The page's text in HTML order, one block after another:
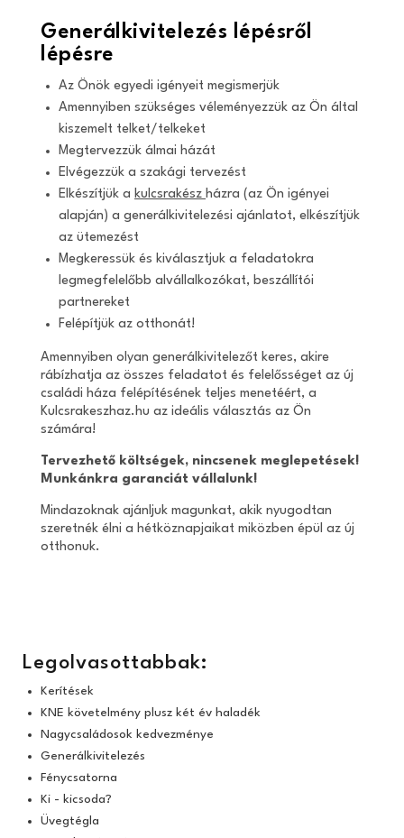
Generálkivitelezés lépésről
lépésre
Az Önök egyedi igényeit megismerjük
Amennyiben szükséges véleményezzük az Ön által
kiszemelt telket/telkeket
Megtervezzük álmai házát
Elvégezzük a szakági tervezést
Elkészítjük a kulcsrakész házra (az Ön igényei
alapján) a generálkivitelezési ajánlatot, elkészítjük
az ütemezést
Megkeressük és kiválasztjuk a feladatokra
legmegfelelőbb alvállalkozókat, beszállítói
partnereket
Felépítjük az otthonát!
Amennyiben olyan generálkivitelezőt keres, akire
rábízhatja az összes feladatot és felelősséget az új
családi háza felépítésének teljes menetéért, a
Kulcsrakeszhaz.hu az ideális választás az Ön
számára!
Tervezhető költségek, nincsenek meglepetések!
Munkánkra garanciát vállalunk!
Mindazoknak ajánljuk magunkat, akik nyugodtan
szeretnék élni a hétköznapjaikat miközben épül az új
otthonuk.
Legolvasottabbak:
Kerítések
KNE követelmény plusz két év haladék
Nagycsaládosok kedvezménye
Generálkivitelezés
Fénycsatorna
Ki - kicsoda?
Üvegtégla